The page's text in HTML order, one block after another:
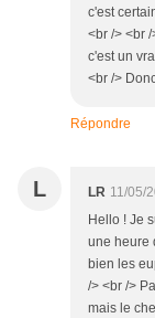
c'est
<br /> <br
c'est un
<br />
Répondre
L LR 11/05/
Hello ! Je
une heure
bien les
/> <br />
mais le